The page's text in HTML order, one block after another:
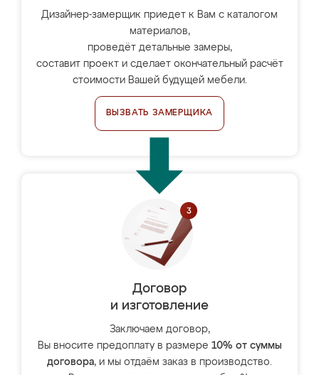
Дизайнер-замерщик приедет к Вам с каталогом
материалов,
проведёт детальные замеры,
составит проект и сделает окончательный расчёт
стоимости Вашей будущей мебели.
ВЫЗВАТЬ ЗАМЕРЩИКА
Договор
и изготовление
Заключаем договор,
Вы вносите предоплату в размере 10% от суммы
договора, и мы отдаём заказ в производство.